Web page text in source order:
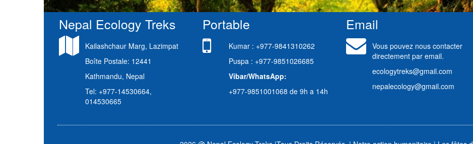
Nepal Ecology Treks
Kailashchaur Marg, Lazimpat
Boîte Postale: 12441
Kathmandu, Nepal
Tel: +977-14530664,
014530665
Portable
Kumar : +977-9841310262
Puspa : +977-9851026685
Vibar/WhatsApp:
+977-9851001068 de 9h a 14h
Email
Vous pouvez nous contacter
directement par email.
ecologytreks@gmail.com
nepalecology@gmail.com